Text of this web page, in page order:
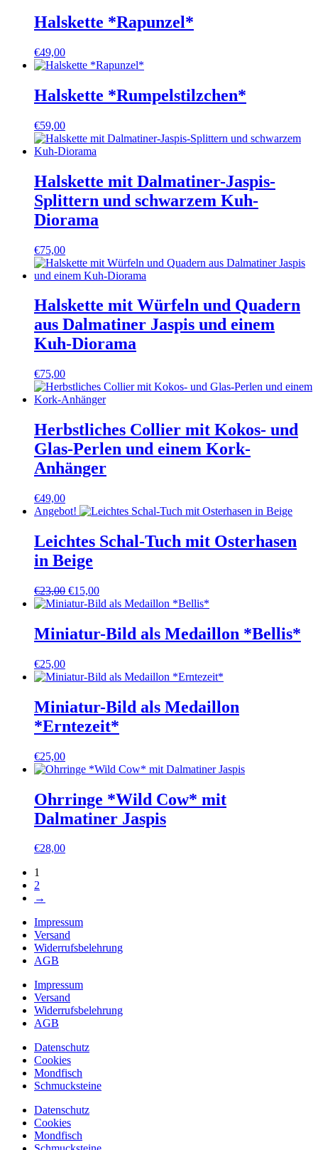
Halskette *Rapunzel*
€49,00
Halskette *Rumpelstilzchen*
€59,00
Halskette mit Dalmatiner-Jaspis-
Splittern und schwarzem Kuh-
Diorama
€75,00
Halskette mit Würfeln und Quadern
aus Dalmatiner Jaspis und einem
Kuh-Diorama
€75,00
Herbstliches Collier mit Kokos- und
Glas-Perlen und einem Kork-
Anhänger
€49,00
Angebot!
Leichtes Schal-Tuch mit Osterhasen
in Beige
€23,00 Ursprünglicher
Preis
€23,00
€15,00Aktueller
Preis
€15,00.
Miniatur-Bild als Medaillon *Bellis*
€25,00
Miniatur-Bild als Medaillon
*Erntezeit*
€25,00
Ohrringe *Wild Cow* mit
Dalmatiner Jaspis
€28,00
1
2
→
Impressum
Versand
Widerrufsbelehrung
AGB
Impressum
Versand
Widerrufsbelehrung
AGB
Datenschutz
Cookies
Mondfisch
Schmucksteine
Datenschutz
Cookies
Mondfisch